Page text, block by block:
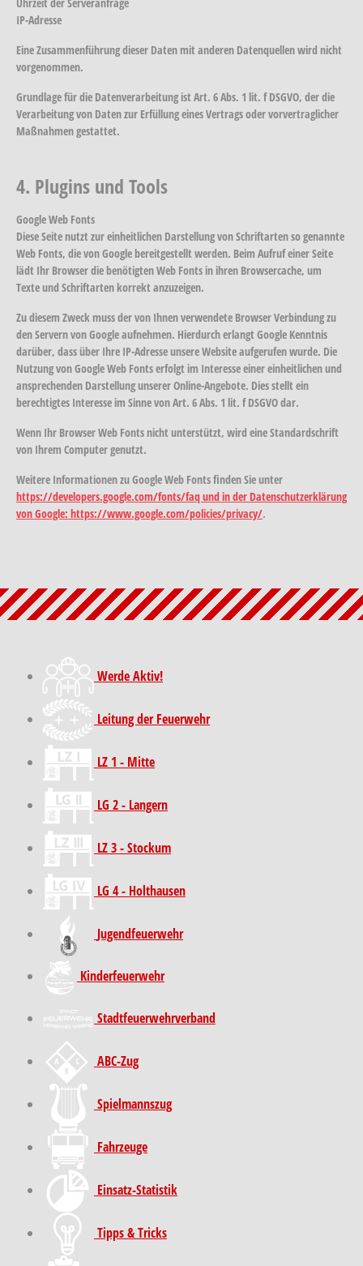
IP-Adresse
Eine Zusammenführung dieser Daten mit anderen Datenquellen wird nicht
vorgenommen.
Grundlage für die Datenverarbeitung ist Art. 6 Abs. 1 lit. f DSGVO, der die
Verarbeitung von Daten zur Erfüllung eines Vertrags oder vorvertraglicher
Maßnahmen gestattet.
4. Plugins und Tools
Google Web Fonts
Diese Seite nutzt zur einheitlichen Darstellung von Schriftarten so genannte
Web Fonts, die von Google bereitgestellt werden. Beim Aufruf einer Seite
lädt Ihr Browser die benötigten Web Fonts in ihren Browsercache, um
Texte und Schriftarten korrekt anzuzeigen.
Zu diesem Zweck muss der von Ihnen verwendete Browser Verbindung zu
den Servern von Google aufnehmen. Hierdurch erlangt Google Kenntnis
darüber, dass über Ihre IP-Adresse unsere Website aufgerufen wurde. Die
Nutzung von Google Web Fonts erfolgt im Interesse einer einheitlichen und
ansprechenden Darstellung unserer Online-Angebote. Dies stellt ein
berechtigtes Interesse im Sinne von Art. 6 Abs. 1 lit. f DSGVO dar.
Wenn Ihr Browser Web Fonts nicht unterstützt, wird eine Standardschrift
von Ihrem Computer genutzt.
Weitere Informationen zu Google Web Fonts finden Sie unter
https://developers.google.com/fonts/faq und in der Datenschutzerklärung
von Google: https://www.google.com/policies/privacy/.
Werde Aktiv!
Leitung der Feuerwehr
LZ 1 - Mitte
LG 2 - Langern
LZ 3 - Stockum
LG 4 - Holthausen
Jugendfeuerwehr
Kinder­feuer­wehr
Stadt­feuer­wehr­verband
ABC-Zug
Spielmannszug
Fahrzeuge
Einsatz-Statistik
Tipps & Tricks